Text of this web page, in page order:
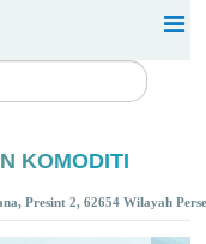
KOMODITI
Presint 2, 62654 Wilayah